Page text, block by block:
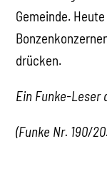
Gemeinde.
drücken.
Ein Funke-Leser
(Funke Nr. 190/